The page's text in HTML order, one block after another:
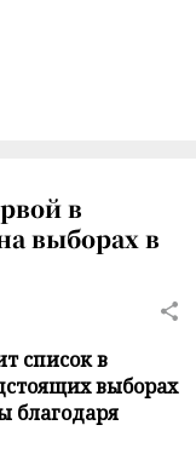
в
выборах в
список в
выборах
благодаря